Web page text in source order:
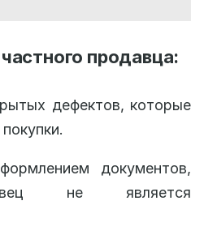
продавца:
дефектов, которые
документов,
не является